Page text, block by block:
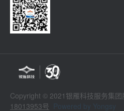
Copyright © 2021银雁科技服务集团
18013953号 Powered by Yongsy